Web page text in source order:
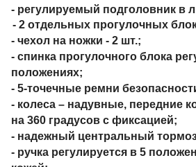
- регулируемый подголовник в
- 2 отдельных прогулочных
- чехол на ножки - 2 шт.;
- спинка прогулочного блока
положениях;
- 5-точечные ремни
- колеса – надувные, передние
на 360 градусов с фиксацией;
- надежный центральный
- ручка регулируется в 5